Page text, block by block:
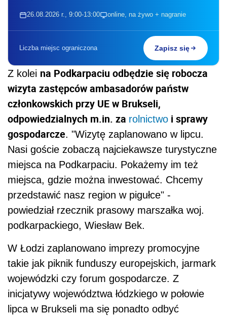
26.08.2026 r., 9:00-13:00 online, na żywo + nagranie
Liczba miejsc ograniczona Zapisz się
Z kolei na Podkarpaciu odbędzie się robocza
wizyta zastępców ambasadorów państw
członkowskich przy UE w Brukseli,
odpowiedzialnych m.in. za rolnictwo i sprawy
gospodarcze. "Wizytę zaplanowano w lipcu.
Nasi goście zobaczą najciekawsze turystyczne
miejsca na Podkarpaciu. Pokażemy im też
miejsca, gdzie można inwestować. Chcemy
przedstawić nasz region w pigułce" -
powiedział rzecznik prasowy marszałka woj.
podkarpackiego, Wiesław Bek.
W Łodzi zaplanowano imprezy promocyjne
takie jak piknik funduszy europejskich, jarmark
wojewódzki czy forum gospodarcze. Z
inicjatywy województwa łódzkiego w połowie
lipca w Brukseli ma się ponadto odbyć